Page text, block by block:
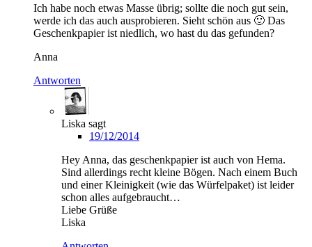
Ich habe noch etwas Masse übrig; sollte die noch gut sein,
werde ich das auch ausprobieren. Sieht schön aus 🙂 Das
Geschenkpapier ist niedlich, wo hast du das gefunden?
Anna
Antworten
Liska sagt
19/12/2014
Hey Anna, das geschenkpapier ist auch von Hema.
Sind allerdings recht kleine Bögen. Nach einem Buch
und einer Kleinigkeit (wie das Würfelpaket) ist leider
schon alles aufgebraucht…
Liebe Grüße
Liska